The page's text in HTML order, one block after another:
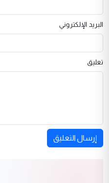
البريد الإلكتروني
تعليق
إرسال التعليق